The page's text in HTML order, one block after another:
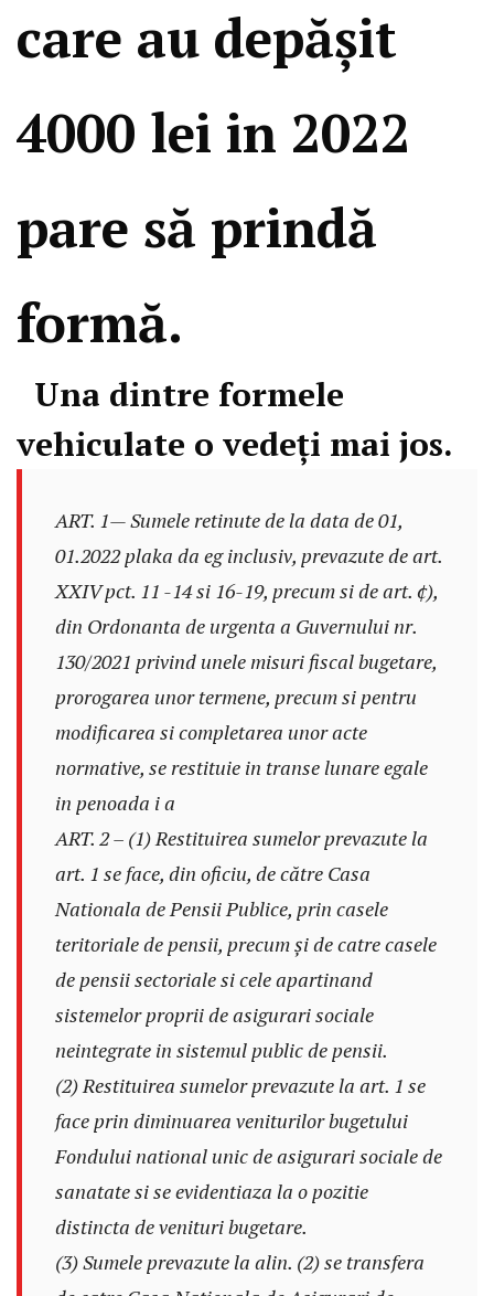
care au depășit
4000 lei in 2022
pare să prindă
formă.
Una dintre formele
vehiculate o vedeți mai jos.
ART. 1— Sumele retinute de la data de 01,
01.2022 plaka da eg inclusiv, prevazute de art.
XXIV pct. 11 -14 si 16-19, precum si de art. ¢),
din Ordonanta de urgenta a Guvernului nr.
130/2021 privind unele misuri fiscal bugetare,
prorogarea unor termene, precum si pentru
modificarea si completarea unor acte
normative, se restituie in transe lunare egale
in penoada i a
ART. 2 – (1) Restituirea sumelor prevazute la
art. 1 se face, din oficiu, de către Casa
Nationala de Pensii Publice, prin casele
teritoriale de pensii, precum și de catre casele
de pensii sectoriale si cele apartinand
sistemelor proprii de asigurari sociale
neintegrate in sistemul public de pensii.
(2) Restituirea sumelor prevazute la art. 1 se
face prin diminuarea veniturilor bugetului
Fondului national unic de asigurari sociale de
sanatate si se evidentiaza la o pozitie
distincta de venituri bugetare.
(3) Sumele prevazute la alin. (2) se transfera